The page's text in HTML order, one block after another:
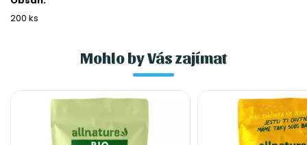
200 ks
Mohlo by Vás zajímat